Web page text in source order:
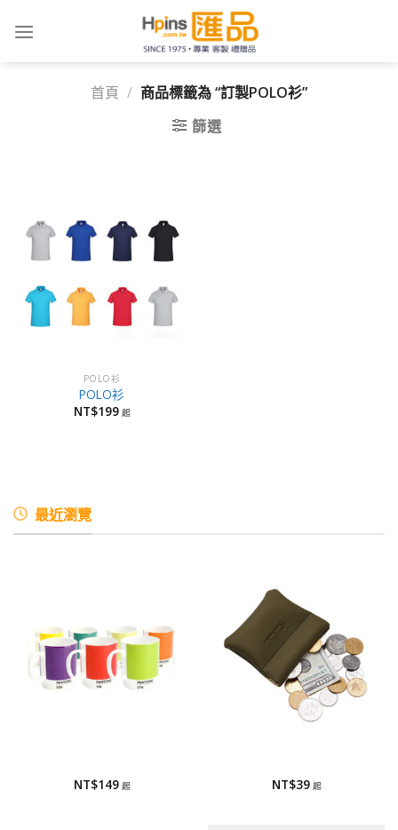
首頁 / 商品標籤為 “訂製POLO衫”
篩選
POLO衫
POLO衫
NT$199
最近瀏覽
NT$149 NT$39